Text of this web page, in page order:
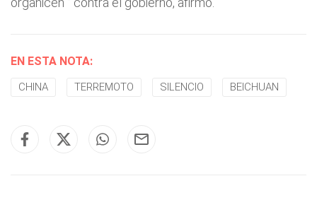
EN ESTA NOTA:
CHINA TERREMOTO SILENCIO BEICHUAN